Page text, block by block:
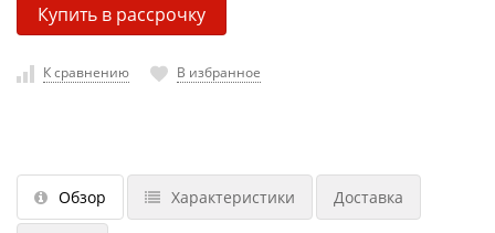
Купить в рассрочку
К сравнению В избранное
Обзор Характеристики Доставка